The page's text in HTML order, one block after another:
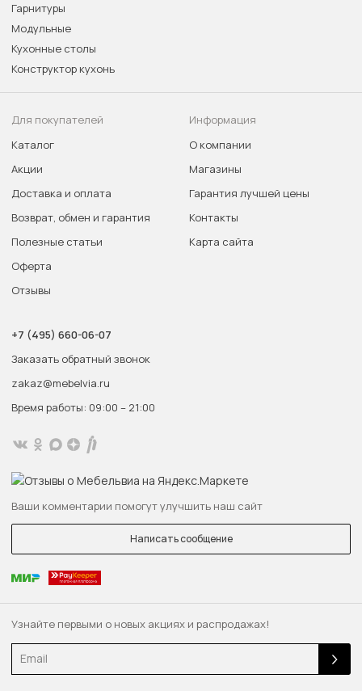
Узнайте первыми о новых акциях и распродажах!
Email
Гарнитуры
Модульные
Кухонные столы
Конструктор кухонь
Для покупателей
Каталог
Акции
Доставка и оплата
Возврат, обмен и гарантия
Полезные статьи
Оферта
Отзывы
Информация
О компании
Магазины
Гарантия лучшей цены
Контакты
Карта сайта
+7 (495) 660-06-07
Заказать обратный звонок
zakaz@mebelvia.ru
Время работы: 09:00 – 21:00
Ваши комментарии помогут улучшить наш сайт
Написать сообщение